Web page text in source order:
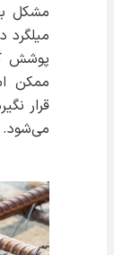
مشکل
میلگرد
پوشش
ممکن
قرار
می‌شود.